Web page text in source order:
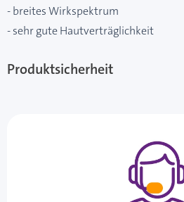
- breites Wirkspektrum
- sehr gute Hautverträglichkeit
Produktsicherheit